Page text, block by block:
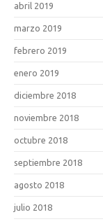
abril 2019
marzo 2019
febrero 2019
enero 2019
diciembre 2018
noviembre 2018
octubre 2018
septiembre 2018
agosto 2018
julio 2018